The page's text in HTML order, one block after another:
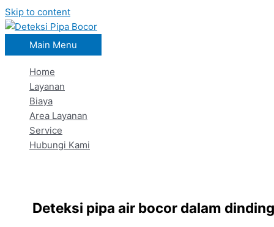
Skip to content
Main Menu
Home
Layanan
Biaya
Area Layanan
Service
Hubungi Kami
Deteksi pipa air bocor dalam